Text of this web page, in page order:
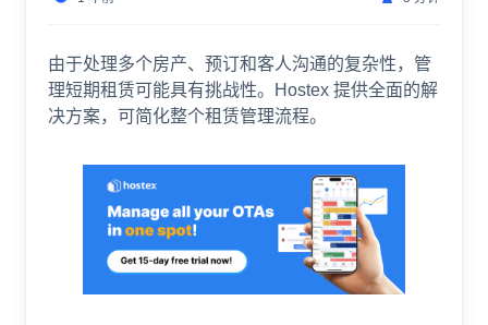
由于处理多个房产、预订和客人沟通的复杂性，管
理短期租赁可能具有挑战性。Hostex 提供全面的解
决方案，可简化整个租赁管理流程。